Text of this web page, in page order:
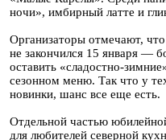
ночи», имбирный латте и
Организаторы отмечают,
не закончился 15 января —
оставить «сладостно-
сезонном меню. Так что у
новинки, шанс все еще есть.
Отдельной частью
для любителей северной